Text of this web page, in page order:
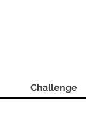
Challenge